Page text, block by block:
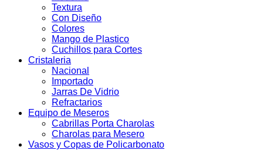
Textura
Con Diseño
Colores
Mango de Plastico
Cuchillos para Cortes
Cristaleria
Nacional
Importado
Jarras De Vidrio
Refractarios
Equipo de Meseros
Cabrillas Porta Charolas
Charolas para Mesero
Vasos y Copas de Policarbonato